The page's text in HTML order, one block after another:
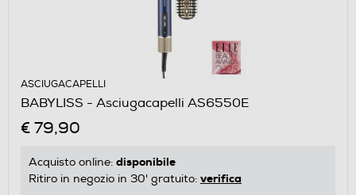
ASCIUGACAPELLI
BABYLISS - Asciugacapelli AS6550E
€ 79,90
Acquisto online: disponibile
Ritiro in negozio in 30' gratuito: verifica